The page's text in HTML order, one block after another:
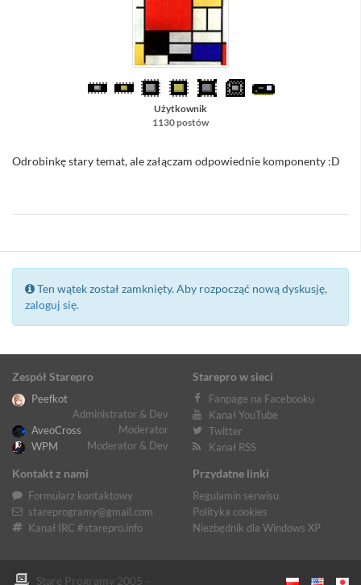
Użytkownik
1130 postów
Odrobinkę stary temat, ale załączam odpowiednie komponenty :D
Ten wątek został zamknięty. Aby rozpocząć nową dyskusję,
zaloguj się.
Zespół Starepro
Peefkot
Administrator & Dev
AveoCross
Moderator
WPM
Moderator & Dev
Starepro w sieci
Fanpage na Facebooku
Kanał YouTube
Twitter
Kanał RSS
Kontakt z nami
Formularz kontaktowy
stareprogramy@gmail.com
Kanał IRC #starepro.info
Przydatne linki
Regulamin serwisu
Polityka cookies
Niezbędnik dla Windows XP
Stare Programy 2005 -